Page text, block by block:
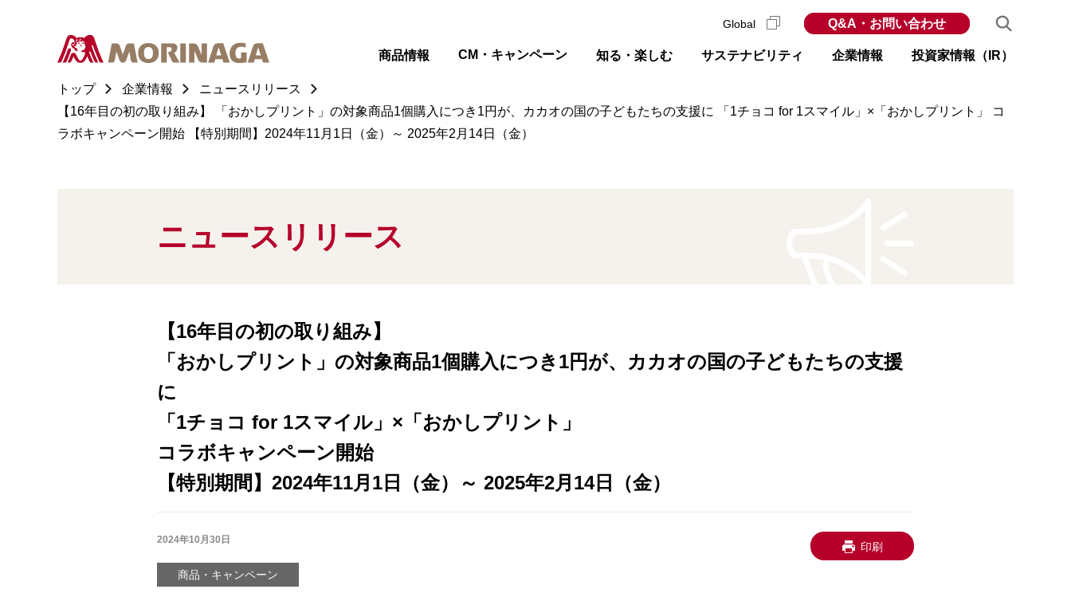
商品情報 CM・キャンペーン 知る・楽しむ サステナビリティ 企業情報 投資家情報（IR）
Global Q&A・お問い合わせ
トップ 企業情報
ニュースリリース
【16年目の初の取り組み】 「おかしプリント」の対象商品1個購入につき1円が、カカオの国の子どもたちの支援に 「1チョコ for 1スマイル」×「おかしプリント」 コ
ラボキャンペーン開始 【特別期間】2024年11月1日（金）～ 2025年2月14日（金）
ニュースリリース
【16年目の初の取り組み】
「おかしプリント」の対象商品1個購入につき1円が、カカオの国の子どもたちの支援
に
「1チョコ for 1スマイル」×「おかしプリント」
コラボキャンペーン開始
【特別期間】2024年11月1日（金）～ 2025年2月14日（金）
印刷
2024年10月30日
商品・キャンペーン